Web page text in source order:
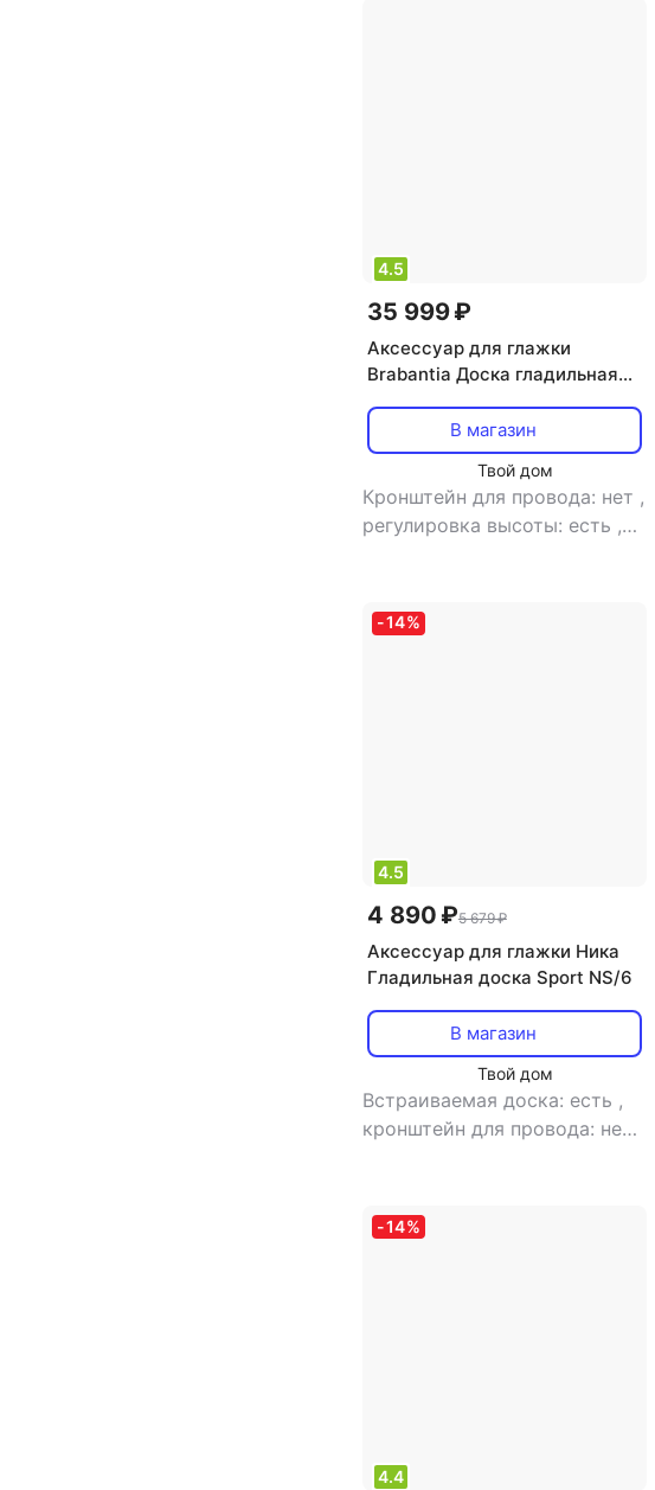
4.5
35 999 ₽
Аксессуар для глажки
Brabantia Доска гладильная
В магазин
Твой дом
Кронштейн для провода: нет ,
регулировка высоты: есть ,
-14%
4.5
4 890 ₽5 679 ₽
Аксессуар для глажки Ника
Гладильная доска Sport NS/6
В магазин
Твой дом
Встраиваемая доска: есть ,
кронштейн для провода: нет
металл
-14%
4.4